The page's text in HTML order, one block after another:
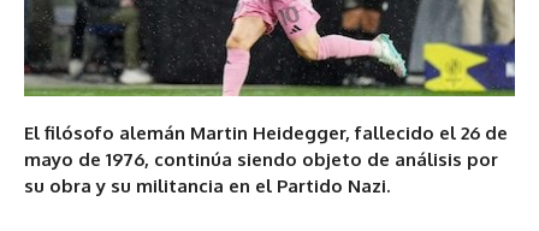
El filósofo alemán Martin Heidegger, fallecido el 26 de
mayo de 1976, continúa siendo objeto de análisis por
su obra y su militancia en el Partido Nazi.